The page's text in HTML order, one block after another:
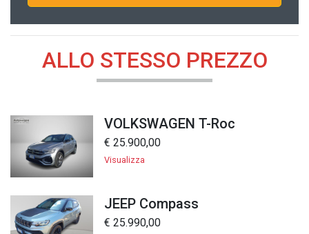
ALLO STESSO PREZZO
VOLKSWAGEN T-Roc
€ 25.900,00
Visualizza
JEEP Compass
€ 25.990,00